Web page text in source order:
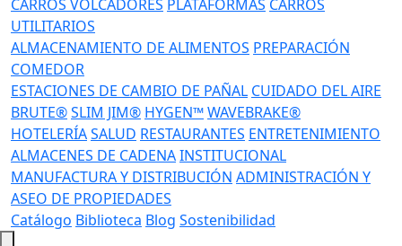
CARROS VOLCADORES PLATAFORMAS CARROS
UTILITARIOS
ALMACENAMIENTO DE ALIMENTOS PREPARACIÓN
COMEDOR
ESTACIONES DE CAMBIO DE PAÑAL CUIDADO DEL AIRE
BRUTE®SLIM JIM® HYGEN™WAVEBRAKE®
HOTELERÍASALUD RESTAURANTES ENTRETENIMIENTO
ALMACENES DE CADENAINSTITUCIONAL
MANUFACTURA Y DISTRIBUCIÓN ADMINISTRACIÓN Y
ASEO DE PROPIEDADES
Catálogo Biblioteca Blog Sostenibilidad